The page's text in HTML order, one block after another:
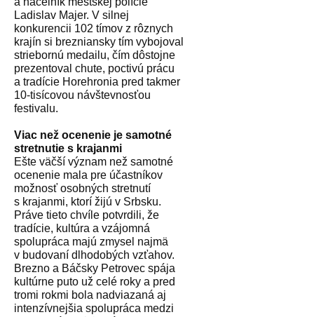
Ladislav Majer. V silnej
konkurencii 102 tímov z rôznych
krajín si brezniansky tím vybojoval
striebornú medailu, čím dôstojne
prezentoval chute, poctivú prácu
a tradície Horehronia pred takmer
10-tisícovou návštevnosťou
festivalu.
Viac než ocenenie je samotné
stretnutie s krajanmi
Ešte väčší význam než samotné
ocenenie mala pre účastníkov
možnosť osobných stretnutí
s krajanmi, ktorí žijú v Srbsku.
Práve tieto chvíle potvrdili, že
tradície, kultúra a vzájomná
spolupráca majú zmysel najmä
v budovaní dlhodobých vzťahov.
Brezno a Báčsky Petrovec spája
kultúrne puto už celé roky a pred
tromi rokmi bola nadviazaná aj
intenzívnejšia spolupráca medzi